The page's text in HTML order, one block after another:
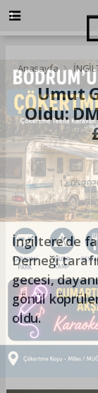
Anasayfa
Umut
Oldu:
İngiltere’de
Derneği
gecesi,
gönül
oldu.